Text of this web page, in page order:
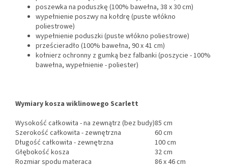
poszewka na poduszkę (100% bawełna, 38 x 30 cm)
wypełnienie poszwy na kołdrę (puste włókno
poliestrowe)
wypełnienie poduszki (puste włókno poliestrowe)
prześcieradło (100% bawełna, 90 x 41 cm)
kołnierz ochronny z gumką bez falbanki (poszycie - 100%
bawełna, wypełnienie - poliester)
Wymiary kosza wiklinowego Scarlett
Wysokość całkowita - na zewnątrz (bez budy)85 cm
Szerokość całkowita - zewnętrzna
60 cm
Długość całkowita - zewnętrzna
100 cm
Głębokość kosza
32 cm
Rozmiar spodu materaca
86 x 46 cm